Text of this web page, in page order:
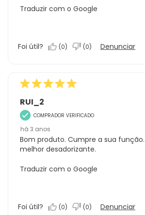
Traduzir com o Google
Foi útil? (0) (0) Denunciar
RUI_2
COMPRADOR VERIFICADO
há 3 anos
Bom produto. Cumpre a sua
melhor desadorizante.
Traduzir com o Google
Foi útil? (0) (0) Denunciar